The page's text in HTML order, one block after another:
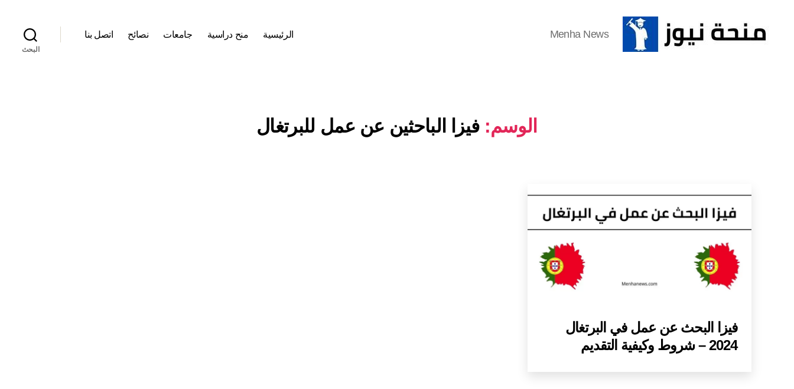
Menha News الرئيسية منح دراسية جامعات نصائح اتصل بنا
البحث
الوسم: فيزا الباحثين عن عمل للبرتغال
فيزا البحث عن عمل في البرتغال
2024 – شروط وكيفية التقديم